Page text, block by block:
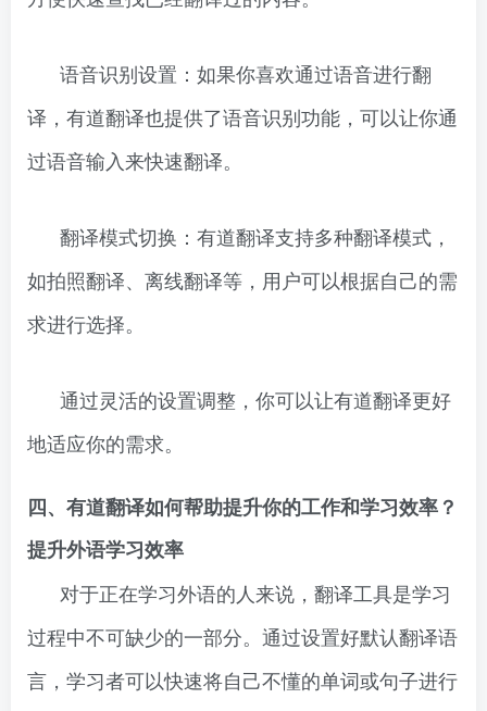
语音识别设置：如果你喜欢通过语音进行翻
译，有道翻译也提供了语音识别功能，可以让你通
过语音输入来快速翻译。
翻译模式切换：有道翻译支持多种翻译模式，
如拍照翻译、离线翻译等，用户可以根据自己的需
求进行选择。
通过灵活的设置调整，你可以让有道翻译更好
地适应你的需求。
四、有道翻译如何帮助提升你的工作和学习效率？
提升外语学习效率
对于正在学习外语的人来说，翻译工具是学习
过程中不可缺少的一部分。通过设置好默认翻译语
言，学习者可以快速将自己不懂的单词或句子进行